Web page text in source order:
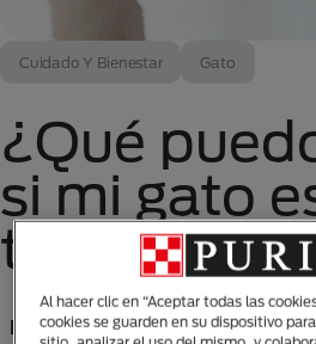
Cuidado Y Bienestar Gato
¿Qué
si mi gato
triste?
Pocas cosas son tan
Al hacer clic en “Aceptar todas las
cookies se guarden en su dispositivo